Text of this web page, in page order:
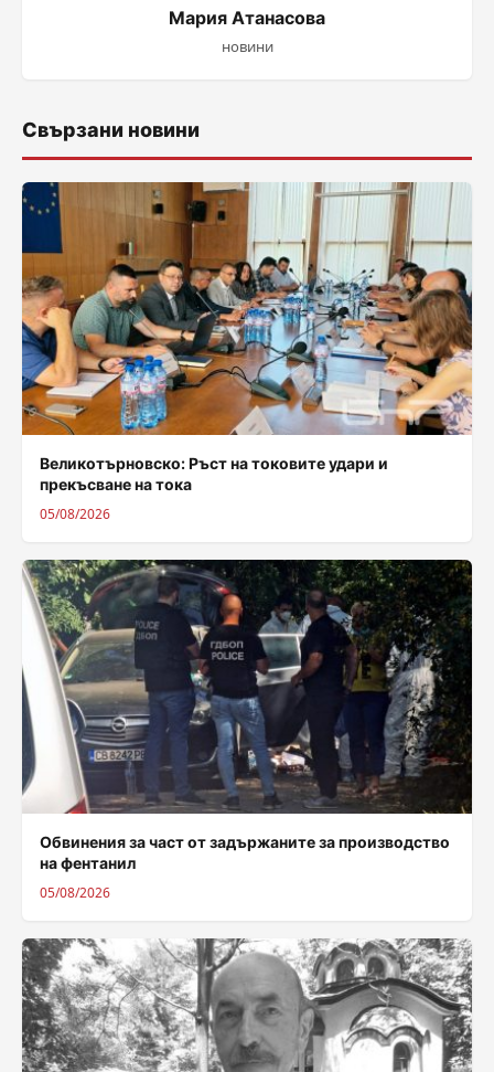
Мария Атанасова
новини
Свързани новини
Великотърновско: Ръст на токовите удари и
прекъсване на тока
05/08/2026
Обвинения за част от задържаните за производство
на фентанил
05/08/2026